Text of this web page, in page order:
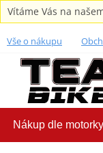
Vítáme Vás na
Vše o nákupu
Nákup dle motorky